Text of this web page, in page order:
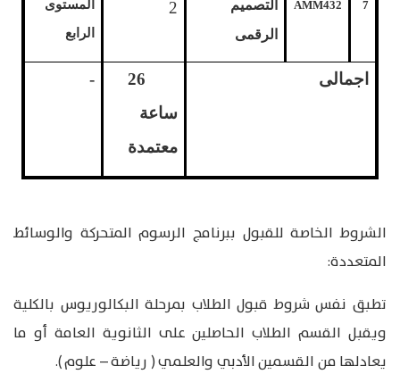
7
AMM432
التصميم
الرقمى
2
المستوى
الرابع
اجمالى
26
ساعة
معتمدة
-
الشروط الخاصة للقبول ببرنامج الرسوم المتحركة والوسائط
المتعددة:
تطبق نفس شروط قبول الطلاب بمرحلة البكالوريوس بالكلية
ويقبل القسم الطلاب الحاصلين على الثانوية العامة أو ما
يعادلها من القسمين الأدبي والعلمي ( رياضة – علوم ).